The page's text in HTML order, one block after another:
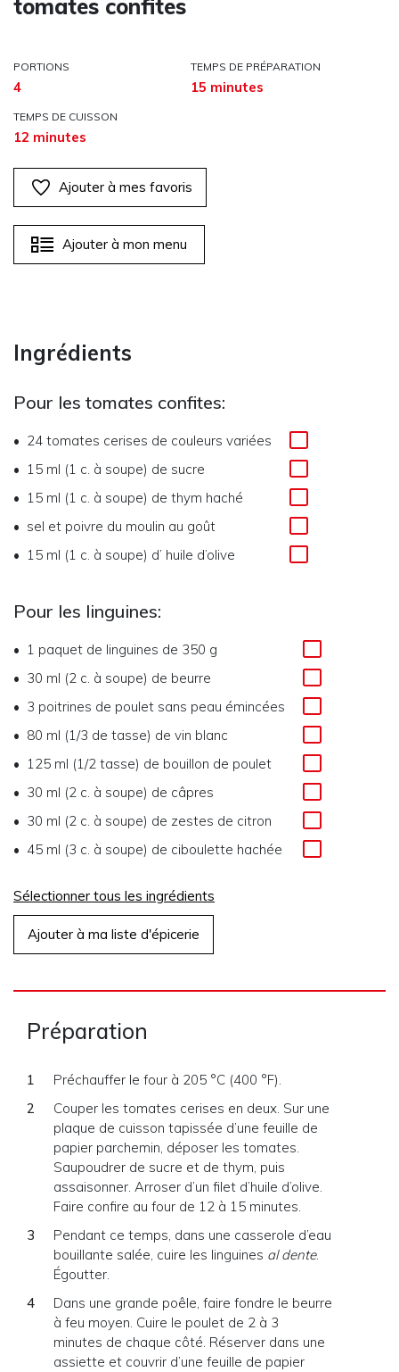
tomates confites
PORTIONS
4
TEMPS DE PRÉPARATION
15 minutes
TEMPS DE CUISSON
12 minutes
Ajouter à mes favoris
Ajouter à mon menu
Ingrédients
Pour les tomates confites:
24 tomates cerises de couleurs variées
15 ml (1 c. à soupe) de sucre
15 ml (1 c. à soupe) de thym haché
sel et poivre du moulin au goût
15 ml (1 c. à soupe) d’ huile d’olive
Pour les linguines:
1 paquet de linguines de 350 g
30 ml (2 c. à soupe) de beurre
3 poitrines de poulet sans peau émincées
80 ml (1/3 de tasse) de vin blanc
125 ml (1/2 tasse) de bouillon de poulet
30 ml (2 c. à soupe) de câpres
30 ml (2 c. à soupe) de zestes de citron
45 ml (3 c. à soupe) de ciboulette hachée
Sélectionner tous les ingrédients
Ajouter à ma liste d'épicerie
Préparation
Préchauffer le four à 205 °C (400 °F).
Couper les tomates cerises en deux. Sur une
plaque de cuisson tapissée d’une feuille de
papier parchemin, déposer les tomates.
Saupoudrer de sucre et de thym, puis
assaisonner. Arroser d’un filet d’huile d’olive.
Faire confire au four de 12 à 15 minutes.
Pendant ce temps, dans une casserole d’eau
bouillante salée, cuire les linguines al dente.
Égoutter.
Dans une grande poêle, faire fondre le beurre
à feu moyen. Cuire le poulet de 2 à 3
minutes de chaque côté. Réserver dans une
assiette et couvrir d’une feuille de papier